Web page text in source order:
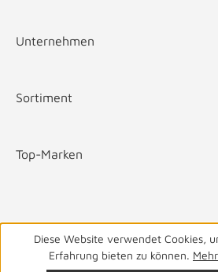
Unternehmen
Sortiment
Top-Marken
Haben Sie Fragen? Wir helfen Ihnen gerne.
von 8-19 Uhr
Diese Website verwendet Cookies,
Erfahrung bieten zu können.